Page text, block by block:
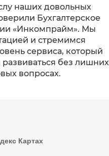
наших довольных
Бухгалтерское
«Инкомпрайм». Мы
и стремимся
сервиса, который
без лишних
вопросах.
Картах